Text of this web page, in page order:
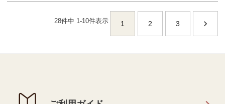
28件中 1-10件表示 1 2 3